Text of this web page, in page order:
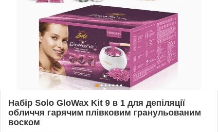
Набір Solo GloWax Kit 9 в 1 для депіляції
обличчя гарячим плівковим гранульованим
воском